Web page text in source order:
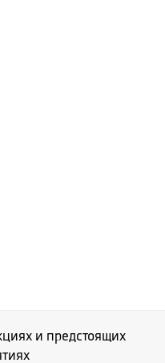
и предстоящих